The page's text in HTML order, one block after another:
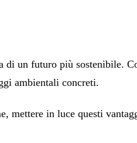
un futuro più sostenibile.
ambientali concreti.
in luce questi